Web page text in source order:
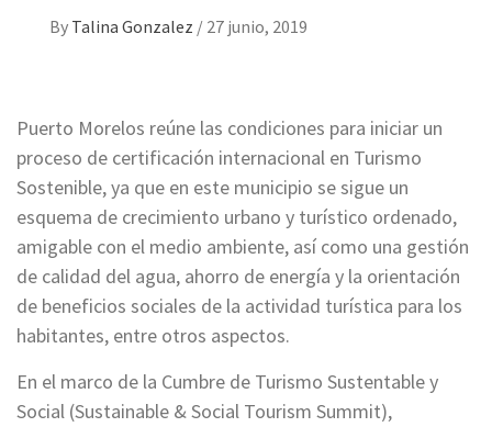
By Talina Gonzalez / 27 junio, 2019
Puerto Morelos reúne las condiciones para iniciar un
proceso de certificación internacional en Turismo
Sostenible, ya que en este municipio se sigue un
esquema de crecimiento urbano y turístico ordenado,
amigable con el medio ambiente, así como una gestión
de calidad del agua, ahorro de energía y la orientación
de beneficios sociales de la actividad turística para los
habitantes, entre otros aspectos.
En el marco de la Cumbre de Turismo Sustentable y
Social (Sustainable & Social Tourism Summit),